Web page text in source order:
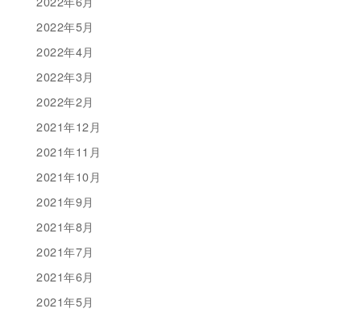
2022年5月
2022年4月
2022年3月
2022年2月
2021年12月
2021年11月
2021年10月
2021年9月
2021年8月
2021年7月
2021年6月
2021年5月